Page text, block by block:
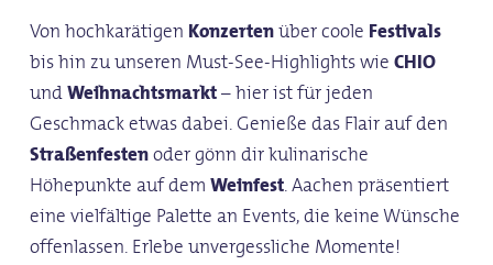
Von hochkarätigen Konzertenüber coole Festivals
bis hin zu unseren Must-See-Highlights wieCHIO
undWeihnachtsmarkt– hier ist für jeden
Geschmack etwas dabei. Genieße das Flair auf den
Straßenfestenoder gönn dir kulinarische
Höhepunkte auf demWeinfest. Aachen präsentiert
eine vielfältige Palette an Events, die keine Wünsche
offenlassen. Erlebe unvergessliche Momente!